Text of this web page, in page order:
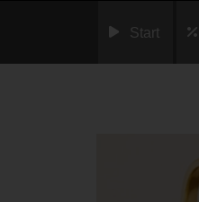
Start